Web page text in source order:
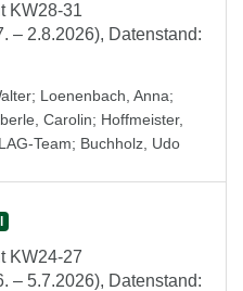
KW28-31
– 2.8.2026), Datenstand:
; Loenenbach, Anna;
Carolin; Hoffmeister,
Team; Buchholz, Udo
KW24-27
– 5.7.2026), Datenstand: